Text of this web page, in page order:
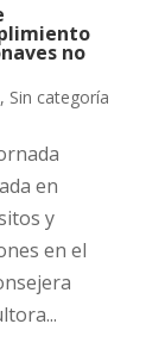
no
, Sin categoría
en
y
en el